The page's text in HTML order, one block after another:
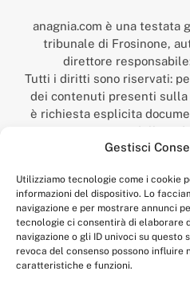
Gestisci
Utilizziamo tecnologie come i cookie
informazioni del dispositivo. Lo
navigazione e per mostrare annunci
tecnologie ci consentirà di elaborare
navigazione o gli ID univoci su questo
revoca del consenso possono influire
caratteristiche e funzioni.
anagnia.com è una testata
tribunale di Frosinone,
direttore
Tutti i diritti sono riservati:
dei contenuti presenti sulla
è richiesta esplicita
della
“Anagnia” è un marchio
num. registrazione:
Per contatti: